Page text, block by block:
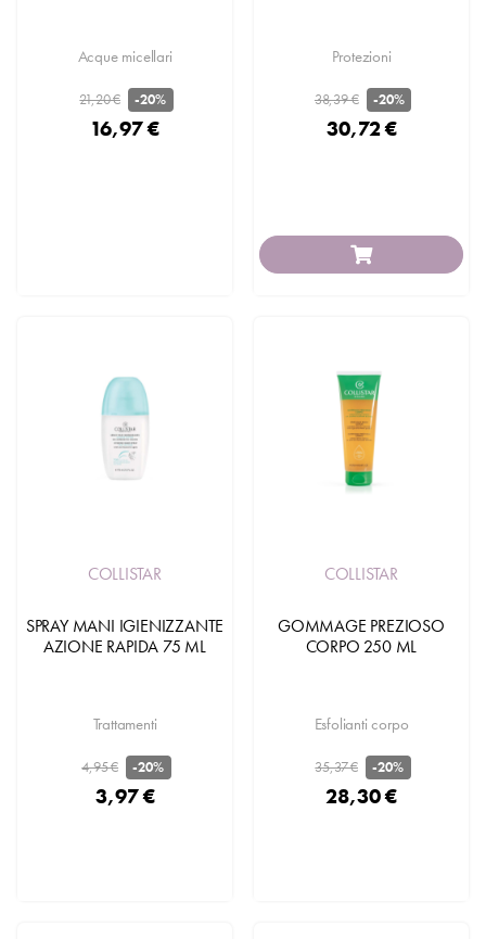
Acque micellari
21,20 € -20%
16,97 €
Protezioni
38,39 € -20%
30,72 €
COLLISTAR
SPRAY MANI IGIENIZZANTE
AZIONE RAPIDA 75 ML
Trattamenti
4,95 € -20%
3,97 €
COLLISTAR
GOMMAGE PREZIOSO
CORPO 250 ML
Esfolianti corpo
35,37 € -20%
28,30 €